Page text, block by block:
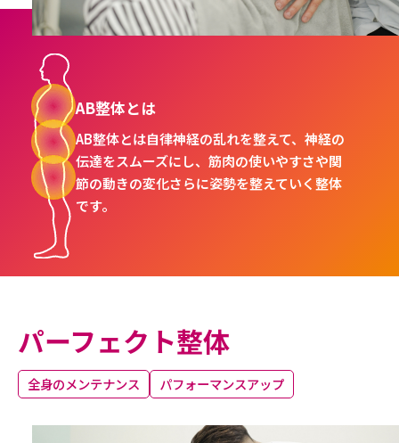
AB整体とは
AB整体とは自律神経の乱れを整えて、神経の
伝達をスムーズにし、筋肉の使いやすさや関
節の動きの変化さらに姿勢を整えていく整体
です。
パーフェクト整体
全身のメンテナンス パフォーマンスアップ